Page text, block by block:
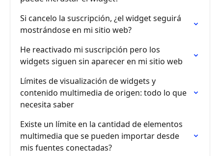
Si cancelo la suscripción, ¿el widget seguirá
mostrándose en mi sitio web?
He reactivado mi suscripción pero los
widgets siguen sin aparecer en mi sitio web
Límites de visualización de widgets y
contenido multimedia de origen: todo lo que
necesita saber
Existe un límite en la cantidad de elementos
multimedia que se pueden importar desde
mis fuentes conectadas?